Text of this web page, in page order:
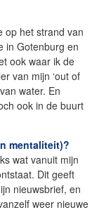
op het strand van
in Gotenburg en
ook waar ik de
van mijn ‘out of
water. En
ook in de buurt
mentaliteit)?
wat vanuit mijn
Dit geeft
nieuwsbrief, en
weer nieuwe